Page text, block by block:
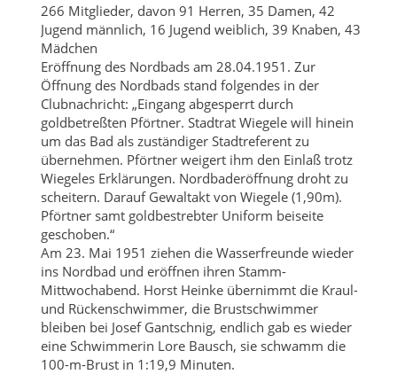
266 Mitglieder, davon 91 Herren, 35 Damen, 42
Jugend männlich, 16 Jugend weiblich, 39 Knaben, 43
Mädchen
Eröffnung des Nordbads am 28.04.1951. Zur
Öffnung des Nordbads stand folgendes in der
Clubnachricht: „Eingang abgesperrt durch
goldbetreßten Pförtner. Stadtrat Wiegele will hinein
um das Bad als zuständiger Stadtreferent zu
übernehmen. Pförtner weigert ihm den Einlaß trotz
Wiegeles Erklärungen. Nordbaderöffnung droht zu
scheitern. Darauf Gewaltakt von Wiegele (1,90m).
Pförtner samt goldbestrebter Uniform beiseite
geschoben.“
Am 23. Mai 1951 ziehen die Wasserfreunde wieder
ins Nordbad und eröffnen ihren Stamm-
Mittwochabend. Horst Heinke übernimmt die Kraul-
und Rückenschwimmer, die Brustschwimmer
bleiben bei Josef Gantschnig, endlich gab es wieder
eine Schwimmerin Lore Bausch, sie schwamm die
100-m-Brust in 1:19,9 Minuten.